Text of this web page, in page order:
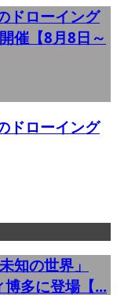
ドローイング
催【8月8日～
ドローイング
知の世界」
博多に登場【...